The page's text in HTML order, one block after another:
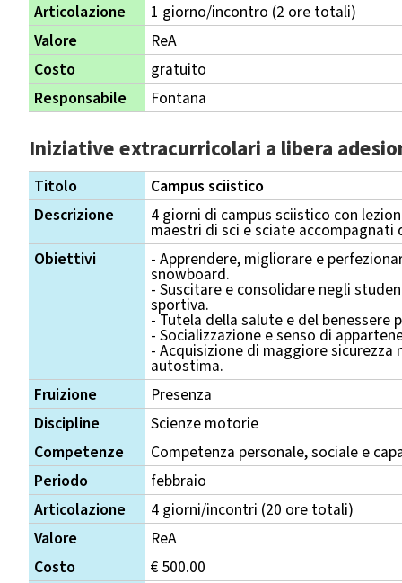
Articolazione
1 giorno/incontro (2 ore totali)
Valore
ReA
Costo
gratuito
Responsabile
Fontana
Iniziative extracurricolari a libera
Titolo
Campus sciistico
Descrizione
4 giorni di campus sciistico con
maestri di sci e sciate accompagnati
Obiettivi
- Apprendere, migliorare e
snowboard.
- Suscitare e consolidare negli
sportiva.
- Tutela della salute e del benessere
- Socializzazione e senso di
- Acquisizione di maggiore
autostima.
Fruizione
Presenza
Discipline
Scienze motorie
Competenze
Competenza personale, sociale e
Periodo
febbraio
Articolazione
4 giorni/incontri (20 ore totali)
Valore
ReA
Costo
€ 500.00